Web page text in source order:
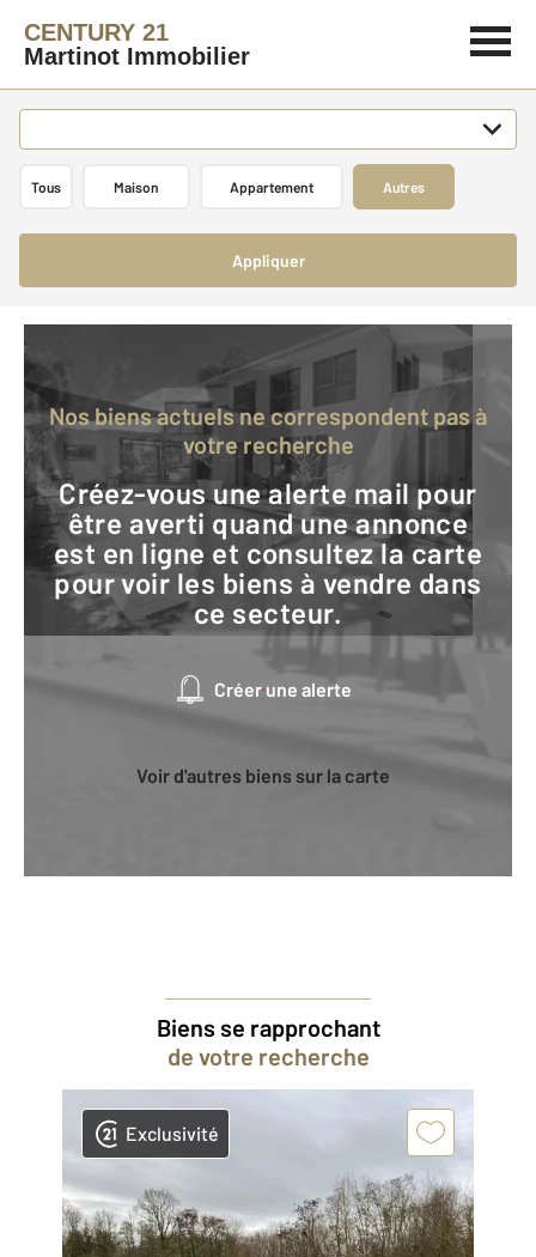
CENTURY 21
Martinot Immobilier
Tous Maison Appartement Autres
Appliquer
Nos biens actuels ne correspondent pas à
votre recherche
Créez-vous une alerte mail pour
être averti quand une annonce
est en ligne et consultez la carte
pour voir les biens à vendre dans
ce secteur.
Créer une alerte
Voir d'autres biens sur la carte
Biens se rapprochant
de votre recherche
Exclusivité